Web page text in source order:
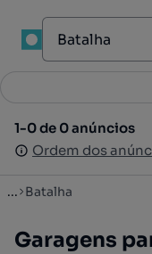
1-0 de 0 anúncios
Ordem dos
1-0 de 0 anúncios
Ordem dos
... Batalha
Garagens